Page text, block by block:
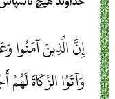
إِنَّ الَّذِينَ آمَنُوا
وَآتَوُا الزَّكَاةَ